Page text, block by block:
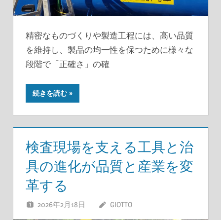
精密なものづくりや製造工程には、高い品質
を維持し、製品の均一性を保つために様々な
段階で「正確さ」の確
続きを読む
検査現場を支える工具と治
具の進化が品質と産業を変
革する
2026年2月18日 GIOTTO